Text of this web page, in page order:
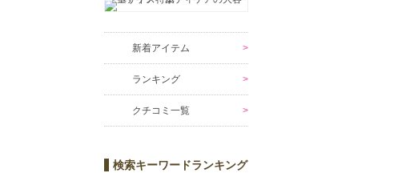
新着アイテム
ランキング
クチコミ一覧
検索キーワードランキング